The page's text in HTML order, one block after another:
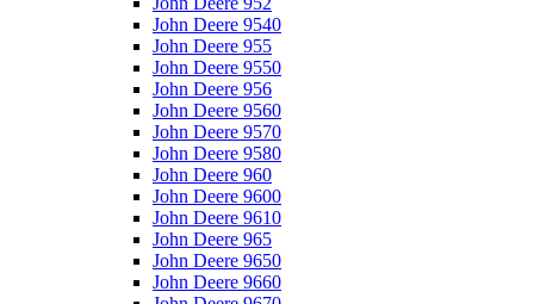
John Deere 9540
John Deere 955
John Deere 9550
John Deere 956
John Deere 9560
John Deere 9570
John Deere 9580
John Deere 960
John Deere 9600
John Deere 9610
John Deere 965
John Deere 9650
John Deere 9660